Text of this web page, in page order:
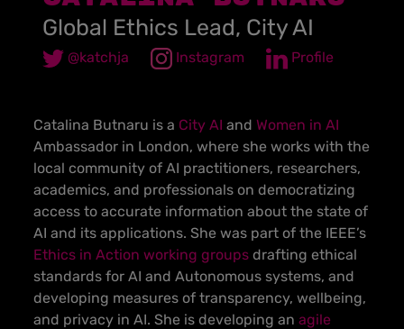
Global Ethics Lead, City AI
@katchja Instagram Profile
Catalina Butnaru is a City AI and Women in AI
Ambassador in London, where she works with the
local community of AI practitioners, researchers,
academics, and professionals on democratizing
access to accurate information about the state of
AI and its applications. She was part of the IEEE’s
Ethics in Action working groups drafting ethical
standards for AI and Autonomous systems, and
developing measures of transparency, wellbeing,
and privacy in AI. She is developing an agile